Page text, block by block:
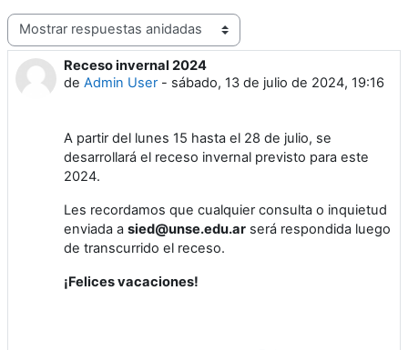
Mostrar modo
Receso invernal 2024
de Admin User- sábado, 13 de julio de 2024, 19:16
Número de respuestas: 0
A partir del lunes 15 hasta el 28 de julio, se
desarrollará el receso invernal previsto para este
2024.
Les recordamos que cualquier consulta o inquietud
enviada a sied@unse.edu.ar será respondida luego
de transcurrido el receso.
¡Felices vacaciones!